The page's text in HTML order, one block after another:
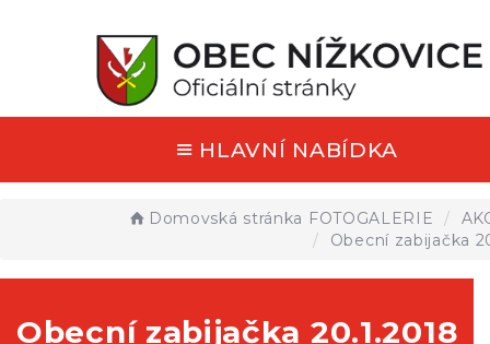
HLAVNÍ NABÍDKA
Domovská stránka FOTOGALERIE
Obecní zabijačka
Obecní zabijačka 20.1.2018